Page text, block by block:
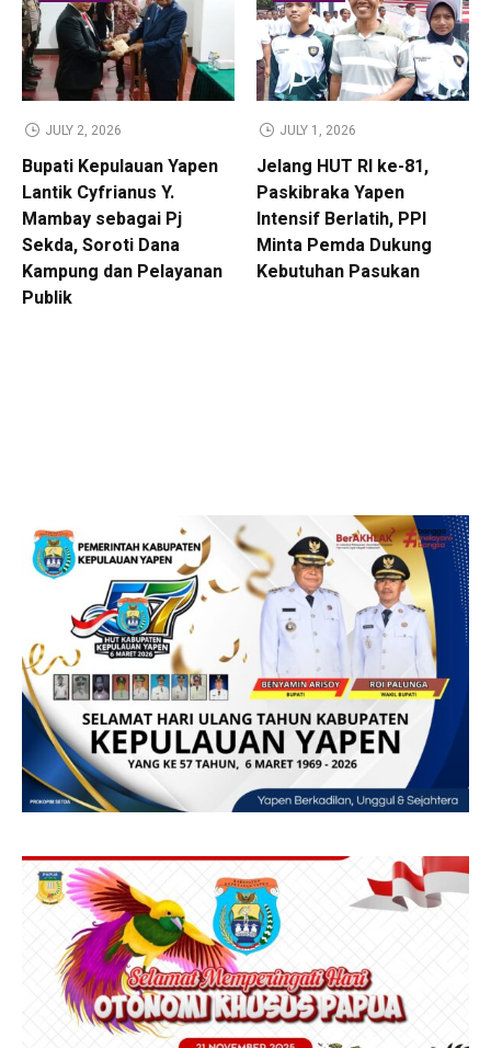
JULY 2, 2026
Bupati Kepulauan Yapen
Lantik Cyfrianus Y.
Mambay sebagai Pj
Sekda, Soroti Dana
Kampung dan Pelayanan
Publik
JULY 1, 2026
Jelang HUT RI ke-81,
Paskibraka Yapen
Intensif Berlatih, PPI
Minta Pemda Dukung
Kebutuhan Pasukan